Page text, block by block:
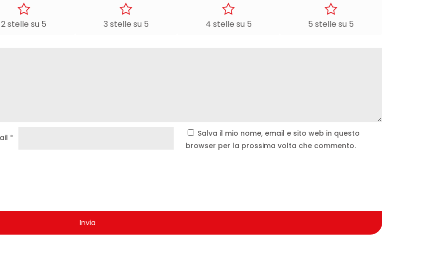
2 stelle su 5 3 stelle su 5 4 stelle su 5 5 stelle su 5
*
Salva il mio nome, email e sito web in questo
browser per la prossima volta che commento.